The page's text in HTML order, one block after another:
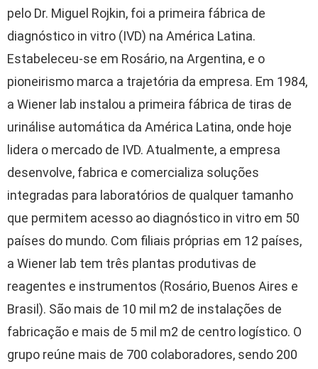
pelo Dr. Miguel Rojkin, foi a primeira fábrica de
diagnóstico in vitro (IVD) na América Latina.
Estabeleceu-se em Rosário, na Argentina, e o
pioneirismo marca a trajetória da empresa. Em 1984,
a Wiener lab instalou a primeira fábrica de tiras de
urinálise automática da América Latina, onde hoje
lidera o mercado de IVD. Atualmente, a empresa
desenvolve, fabrica e comercializa soluções
integradas para laboratórios de qualquer tamanho
que permitem acesso ao diagnóstico in vitro em 50
países do mundo. Com filiais próprias em 12 países,
a Wiener lab tem três plantas produtivas de
reagentes e instrumentos (Rosário, Buenos Aires e
Brasil). São mais de 10 mil m2 de instalações de
fabricação e mais de 5 mil m2 de centro logístico. O
grupo reúne mais de 700 colaboradores, sendo 200